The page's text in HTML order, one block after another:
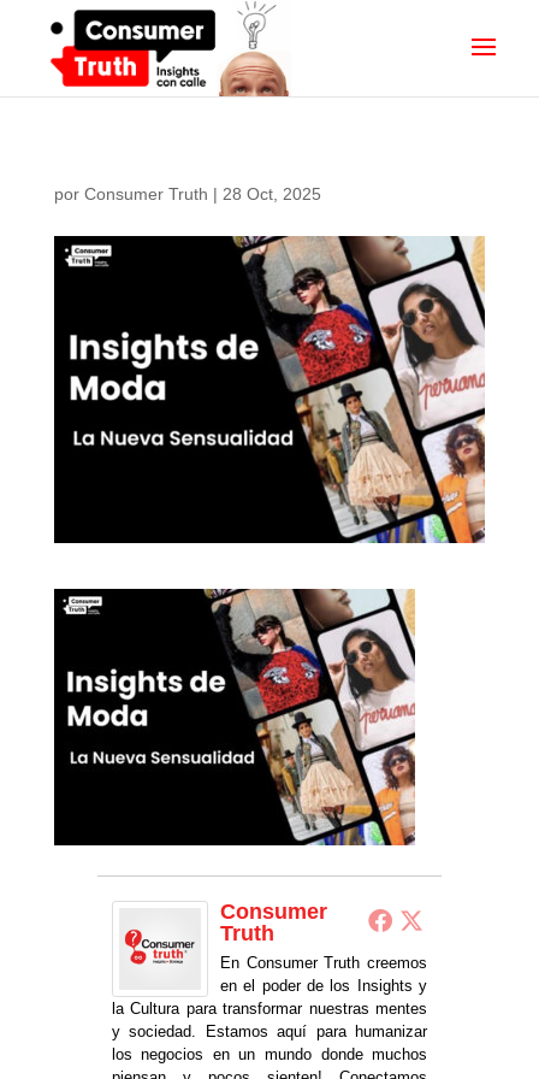
por Consumer Truth | 28 Oct, 2025
Consumer
Truth
En Consumer Truth creemos
en el poder de los Insights y
la Cultura para transformar nuestras mentes
y sociedad. Estamos aquí para humanizar
los negocios en un mundo donde muchos